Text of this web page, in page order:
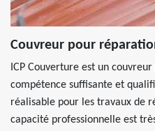
Couvreur pour
ICP Couverture est un
compétence suffisante et
réalisable pour les travaux de
capacité professionnelle est